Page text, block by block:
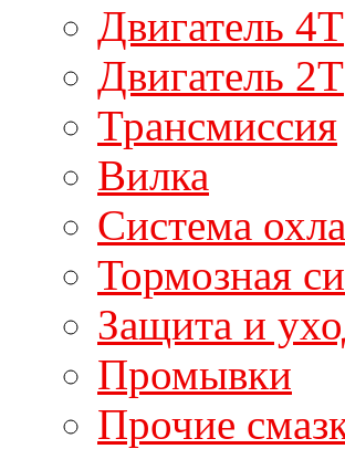
Двигатель 4T
Двигатель 2T
Трансмиссия
Вилка
Система
Тормозная
Защита и
Промывки
Прочие